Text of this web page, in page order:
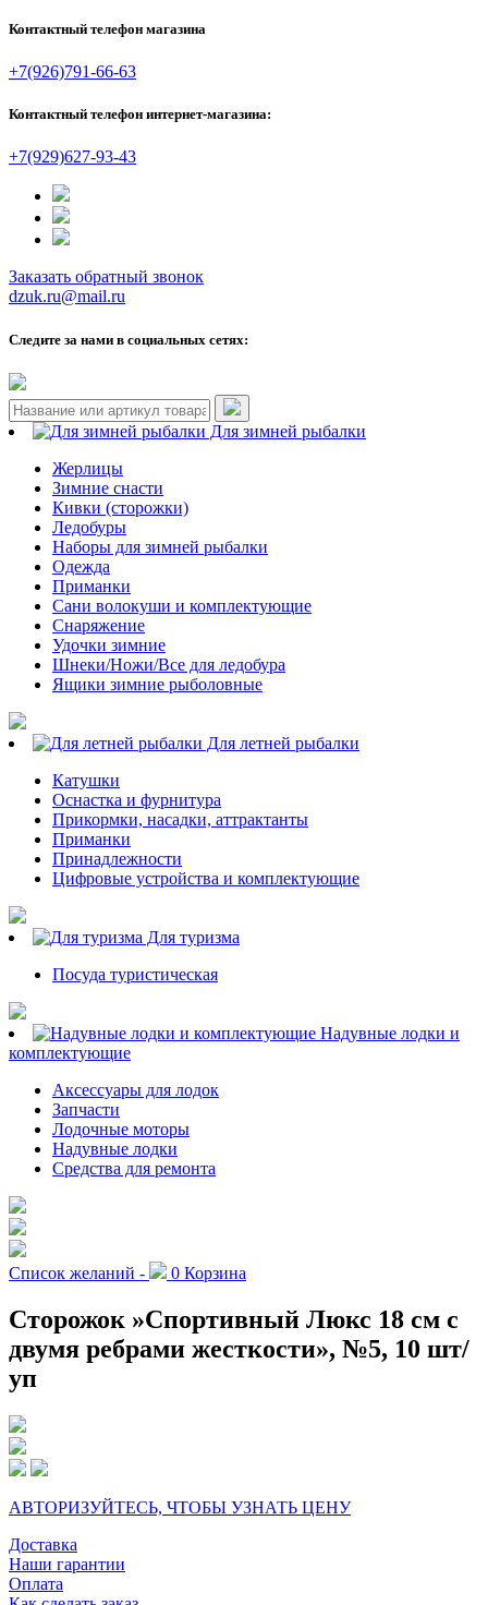
Контактный телефон магазина
+7(926)791-66-63
Контактный телефон интернет-магазина:
+7(929)627-93-43
Заказать обратный звонок
dzuk.ru@mail.ru
Следите за нами в социальных сетях:
Для зимней рыбалки
Жерлицы
Зимние снасти
Кивки (сторожки)
Ледобуры
Наборы для зимней рыбалки
Одежда
Приманки
Сани волокуши и комплектующие
Снаряжение
Удочки зимние
Шнеки/Ножи/Все для ледобура
Ящики зимние рыболовные
Для летней рыбалки
Катушки
Оснастка и фурнитура
Прикормки, насадки, аттрактанты
Приманки
Принадлежности
Цифровые устройства и комплектующие
Для туризма
Посуда туристическая
Надувные лодки и
комплектующие
Аксессуары для лодок
Запчасти
Лодочные моторы
Надувные лодки
Средства для ремонта
Список желаний - 0 Корзина
Сторожок »Спортивный Люкс 18 см с
двумя ребрами жесткости», №5, 10 шт/
уп
АВТОРИЗУЙТЕСЬ, ЧТОБЫ УЗНАТЬ ЦЕНУ
Доставка
Наши гарантии
Оплата